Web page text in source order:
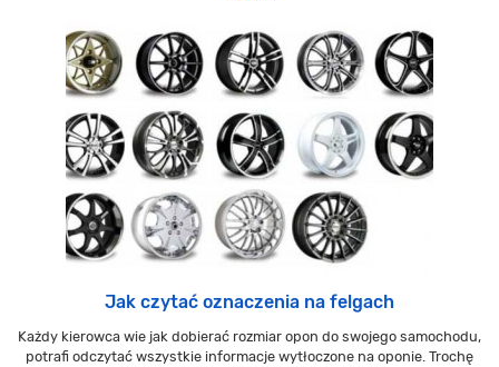
Jak czytać oznaczenia na felgach
Każdy kierowca wie jak dobierać rozmiar opon do swojego samochodu,
potrafi odczytać wszystkie informacje wytłoczone na oponie. Trochę